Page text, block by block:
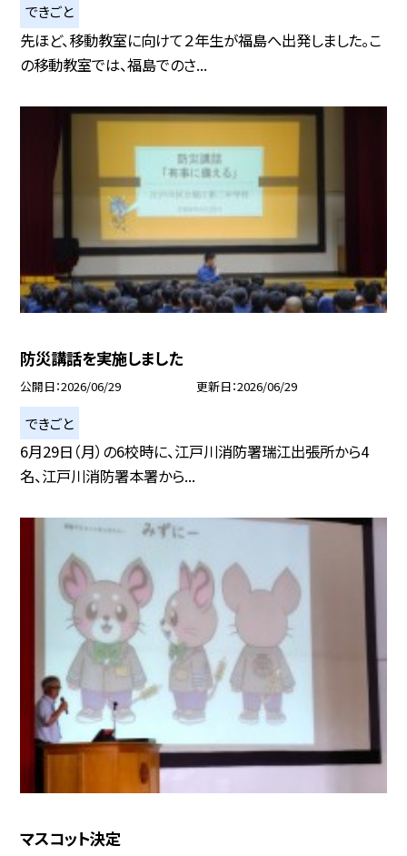
できごと
先ほど、移動教室に向けて２年生が福島へ出発しました。こ
の移動教室では、福島でのさ...
防災講話を実施しました
公開日 2026/06/29 更新日 2026/06/29
できごと
6月29日（月）の6校時に、江戸川消防署瑞江出張所から4
名、江戸川消防署本署から...
マスコット決定